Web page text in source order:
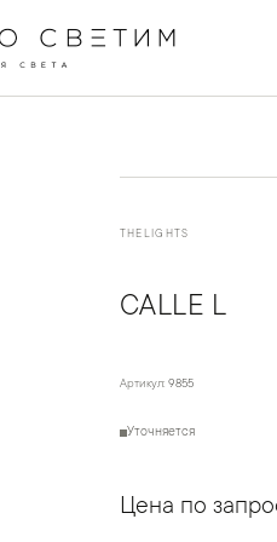
THELIGHTS
CALLE L
Артикул: 9855
Уточняется
Цена по